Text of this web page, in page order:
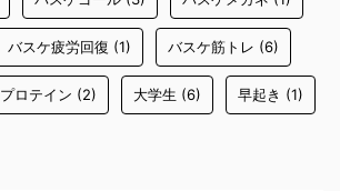
バスケ疲労回復 (1) バスケ筋トレ (6)
プロテイン (2) 大学生 (6) 早起き (1)